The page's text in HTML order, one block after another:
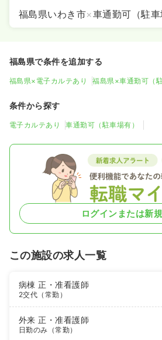
福島県いわき市×車通勤可（駐車
福島県で条件を追加する
福島県×電子カルテあり 福島県×車通勤可（駐
条件から探す
電子カルテあり 車通勤可（駐車場有）
ログインまたは新
この施設の求人一覧
病棟正・准看護師
2交代（常勤）
外来正・准看護師
日勤のみ（常勤）